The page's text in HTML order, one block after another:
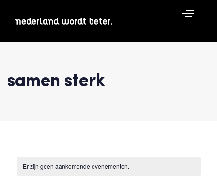
samen sterk
Er zijn geen aankomende evenementen.